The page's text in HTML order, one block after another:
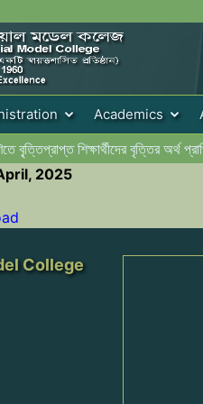
Academics
বৃ্ত্তিপ্রাপ্ত শিক্ষার্থীদের বৃত্তির অর্থ
2025
College